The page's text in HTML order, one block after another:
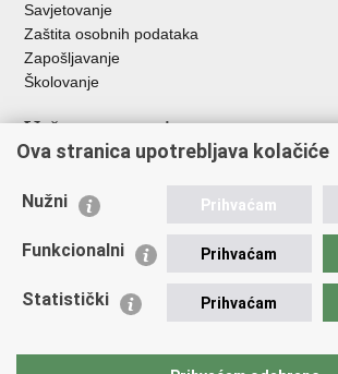
Savjetovanje
Zaštita osobnih podataka
Zapošljavanje
Školovanje
Važne poveznice
Ministarstvo unutarnjih poslova
Udruge
Policijska akademija
Zaklada policijske solidarnosti
Vučetić"
Ova stranica upotrebljava kolačiće
Nužni Prihvaćam
Funkcionalni Prihvaćam
Statistički Prihvaćam